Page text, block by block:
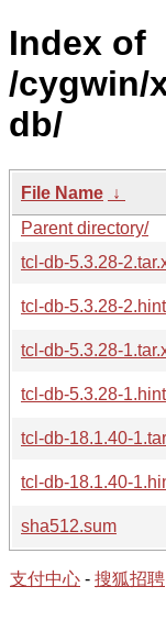
Index of
/cygwin/
db/
File Name ↓
Parent directory/
tcl-db-5.3.28-
tcl-db-5.3.28-2.hint
tcl-db-5.3.28-
tcl-db-5.3.28-1.hint
tcl-db-18.1.40-
tcl-db-18.1.40-
sha512.sum
支付中心 - 搜狐招聘